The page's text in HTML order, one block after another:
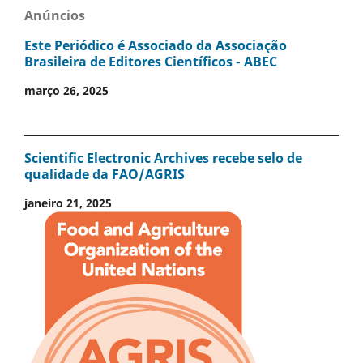
Anúncios
Este Periódico é Associado da Associação
Brasileira de Editores Científicos - ABEC
março 26, 2025
Scientific Electronic Archives recebe selo de
qualidade da FAO/AGRIS
janeiro 21, 2025